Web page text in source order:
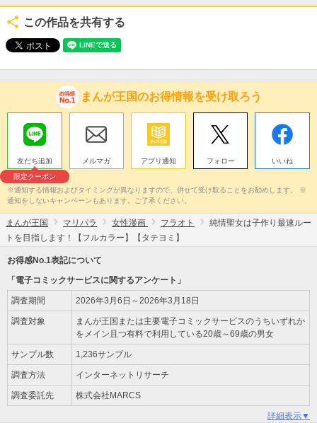
この作品を共有する
まんが王国のお得情報を受け取ろう
友だち追加
限定クーポン
メルマガ アプリ通知 フォロー いいね
※通知する情報およびタイミングが異なりますので、併せて受け取ることをお勧めします。 ※
通知をしないキャンペーンもあります。ご了承ください。
まんが王国 マリパラ 女性漫画 フラオト
純情聖女は子作り最速ルー
トを目指します！【フルカラー】【タテヨミ】
お得感No.1表記について
「電子コミックサービスに関するアンケート」
調査期間 2026年3月6日～2026年3月18日
調査対象
まんが王国または主要電子コミックサービスのうちいずれか
をメイン且つ有料で利用している20歳～69歳の男女
サンプル数 1,236サンプル
調査方法 インターネットリサーチ
調査委託先 株式会社MARCS
詳細表示▼